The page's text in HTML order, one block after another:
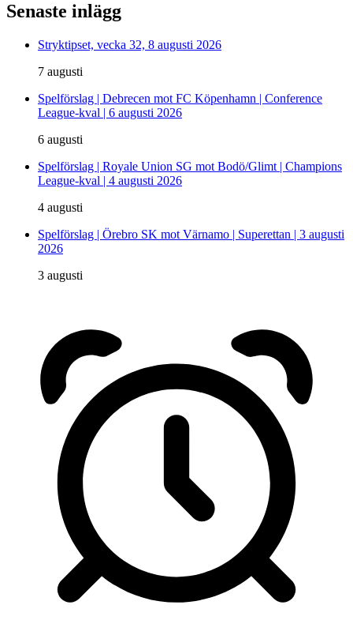
Senaste inlägg
Stryktipset, vecka 32, 8 augusti 2026
7 augusti
Spelförslag | Debrecen mot FC Köpenhamn | Conference
League-kval | 6 augusti 2026
6 augusti
Spelförslag | Royale Union SG mot Bodö/Glimt | Champions
League-kval | 4 augusti 2026
4 augusti
Spelförslag | Örebro SK mot Värnamo | Superettan | 3 augusti
2026
3 augusti